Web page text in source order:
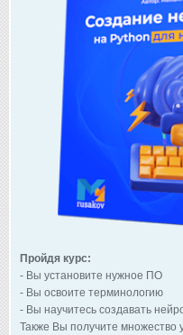
Пройдя курс:
- Вы установите нужное ПО
- Вы освоите терминологию
- Вы научитесь создавать
Также Вы получите множество